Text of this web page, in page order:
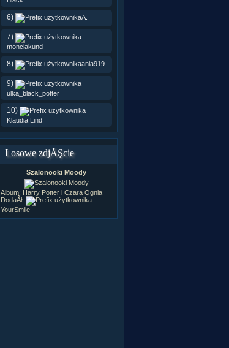
6) A.
7)
monciakund
8) ania919
9)
ulka_black_potter
10)
Klaudia Lind
Losowe zdjĂŞcie
Szalonooki Moody
Album: Harry Potter i Czara Ognia
DodaÂł:
YourSmile